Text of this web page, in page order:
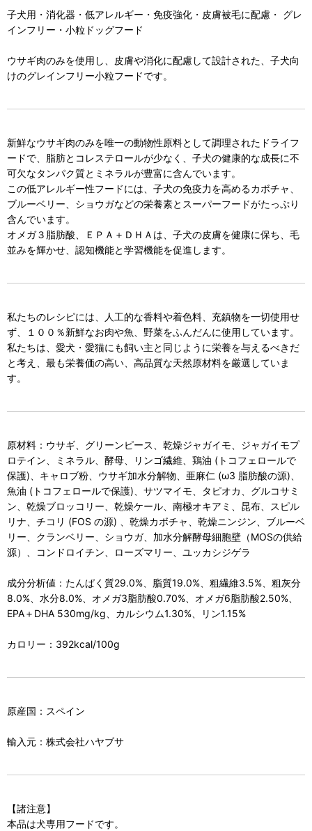
子犬用・消化器・低アレルギー・免疫強化・皮膚被毛に配慮・ グレ
インフリー・小粒ドッグフード
ウサギ肉のみを使用し、皮膚や消化に配慮して設計された、子犬向
けのグレインフリー小粒フードです。
新鮮なウサギ肉のみを唯一の動物性原料として調理されたドライフ
ードで、脂肪とコレステロールが少なく、子犬の健康的な成長に不
可欠なタンパク質とミネラルが豊富に含んでいます。
この低アレルギー性フードには、子犬の免疫力を高めるカボチャ、
ブルーベリー、ショウガなどの栄養素とスーパーフードがたっぷり
含んでいます。
オメガ３脂肪酸、ＥＰＡ＋ＤＨＡは、子犬の皮膚を健康に保ち、毛
並みを輝かせ、認知機能と学習機能を促進します。
私たちのレシピには、人工的な香料や着色料、充鎮物を一切使用せ
ず、１００％新鮮なお肉や魚、野菜をふんだんに使用しています。
私たちは、愛犬・愛猫にも飼い主と同じように栄養を与えるべきだ
と考え、最も栄養価の高い、高品質な天然原材料を厳選していま
す。
原材料：ウサギ、グリーンピース、乾燥ジャガイモ、ジャガイモプ
ロテイン、ミネラル、酵母、リンゴ繊維、鶏油 (トコフェロールで
保護)、キャロブ粉、ウサギ加水分解物、亜麻仁 (ω3 脂肪酸の源)、
魚油 (トコフェロールで保護)、サツマイモ、タピオカ、グルコサミ
ン、乾燥ブロッコリー、乾燥ケール、南極オキアミ、昆布、スピル
リナ、チコリ (FOS の源) 、乾燥カボチャ、乾燥ニンジン、ブルーベ
リー、クランベリー、ショウガ、加水分解酵母細胞壁（MOSの供給
源）、コンドロイチン、ローズマリー、ユッカシジゲラ
成分分析値：たんぱく質29.0%、脂質19.0%、粗繊維3.5%、粗灰分
8.0%、水分8.0%、オメガ3脂肪酸0.70%、オメガ6脂肪酸2.50%、
EPA＋DHA 530mg/kg、カルシウム1.30%、リン1.15%
カロリー：392kcal/100g
原産国：スペイン
輸入元：株式会社ハヤブサ
【諸注意】
本品は犬専用フードです。